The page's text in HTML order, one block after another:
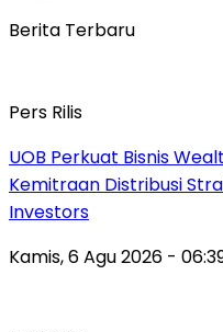
Berita Terbaru
Pers Rilis
UOB Perkuat Bisnis
Kemitraan Distribusi
Investors
Kamis, 6 Agu 2026 -